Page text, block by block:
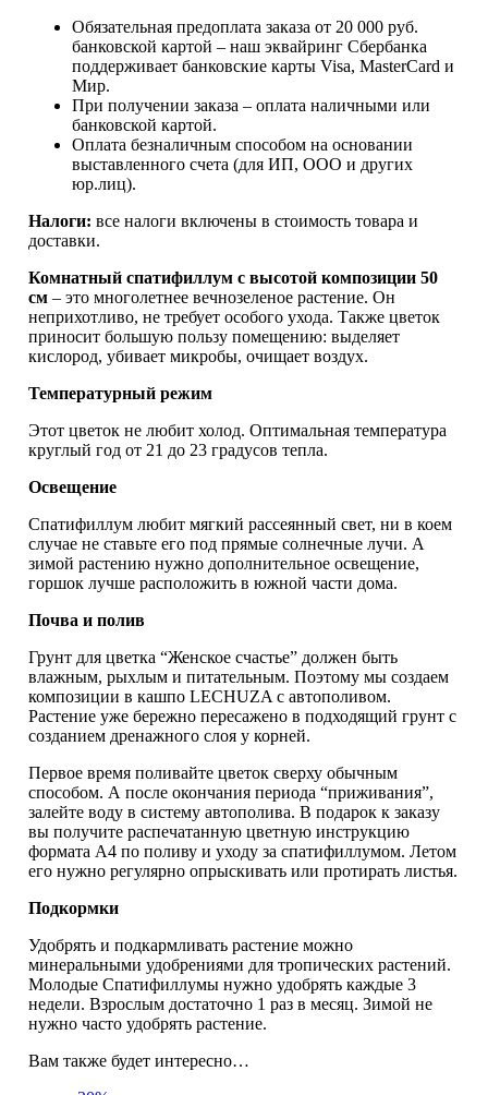
Обязательная предоплата заказа от 20 000 руб.
банковской картой – наш эквайринг Сбербанка
поддерживает банковские карты Visa, MasterCard и
Мир.
При получении заказа – oплата наличными или
банковской картой.
Оплата безналичным способом на основании
выставленного счета (для ИП, ООО и других
юр.лиц).
Налоги: все налоги включены в стоимость товара и
доставки.
Комнатный спатифиллум с высотой композиции 50
см– это многолетнее вечнозеленое растение. Он
неприхотливо, не требует особого ухода. Также цветок
приносит большую пользу помещению: выделяет
кислород, убивает микробы, очищает воздух.
Температурный режим
Этот цветок не любит холод. Оптимальная температура
круглый год от 21 до 23 градусов тепла.
Освещение
Спатифиллум любит мягкий рассеянный свет, ни в коем
случае не ставьте его под прямые солнечные лучи. А
зимой растению нужно дополнительное освещение,
горшок лучше расположить в южной части дома.
Почва и полив
Грунт для цветка “Женское счастье” должен быть
влажным, рыхлым и питательным. Поэтому мы создаем
композиции в кашпо LECHUZA с автополивом.
Растение уже бережно пересажено в подходящий грунт с
созданием дренажного слоя у корней.
Первое время поливайте цветок сверху обычным
способом. А после окончания периода “приживания”,
залейте воду в систему автополива. В подарок к заказу
вы получите распечатанную цветную инструкцию
формата А4 по поливу и уходу за спатифиллумом. Летом
его нужно регулярно опрыскивать или протирать листья.
Подкормки
Удобрять и подкармливать растение можно
минеральными удобрениями для тропических растений.
Молодые Спатифиллумы нужно удобрять каждые 3
недели. Взрослым достаточно 1 раз в месяц. Зимой не
нужно часто удобрять растение.
Вам также будет интересно…